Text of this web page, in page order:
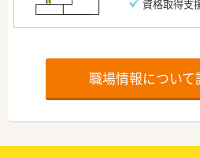
資格取得支
職場情報について